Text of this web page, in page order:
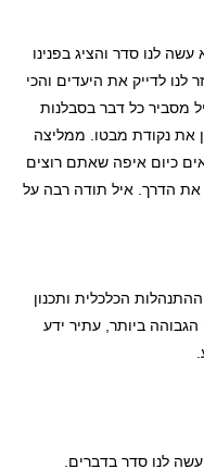
לנו סדר והציג בפנינו
לדייק את היעדים והכי
מסביר כל דבר בסבלנות
את נקודת מבטו. ממליצה
כיום איפה שאתם רוצים
הדרך. איל תודה רבה על
הכלכלית ותכנון
ביותר, עתיר ידע
לנו סדר בדברים.